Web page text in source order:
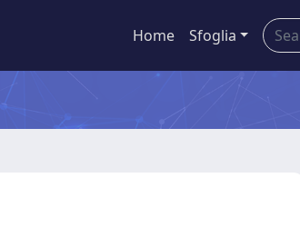
Home Sfoglia